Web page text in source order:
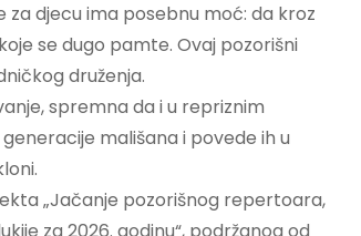
djecu ima posebnu moć: da kroz
se dugo pamte. Ovaj pozorišni
druženja.
spremna da i u repriznim
generacije mališana i povede ih u
„Jačanje pozorišnog repertoara,